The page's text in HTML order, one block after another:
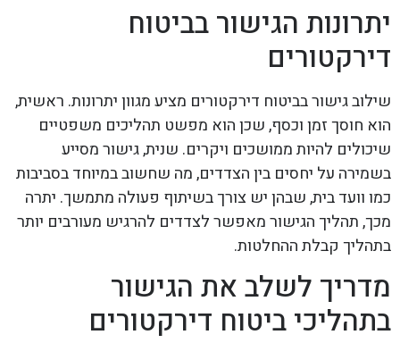
יתרונות הגישור בביטוח
דירקטורים
שילוב גישור בביטוח דירקטורים מציע מגוון יתרונות. ראשית,
הוא חוסך זמן וכסף, שכן הוא מפשט תהליכים משפטיים
שיכולים להיות ממושכים ויקרים. שנית, גישור מסייע
בשמירה על יחסים בין הצדדים, מה שחשוב במיוחד בסביבות
כמו וועד בית, שבהן יש צורך בשיתוף פעולה מתמשך. יתרה
מכך, תהליך הגישור מאפשר לצדדים להרגיש מעורבים יותר
בתהליך קבלת ההחלטות.
מדריך לשלב את הגישור
בתהליכי ביטוח דירקטורים